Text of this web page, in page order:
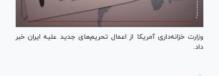
وزارت خزانه‌داری آمریکا از اعمال تحریم‌های جدید علیه ایران خبر
داد.